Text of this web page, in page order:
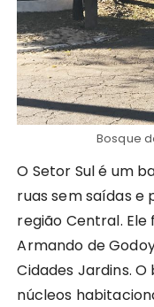
Bosque
O Setor Sul é um
ruas sem saídas e
região Central.
Armando de
Cidades Jardins.
núcleos